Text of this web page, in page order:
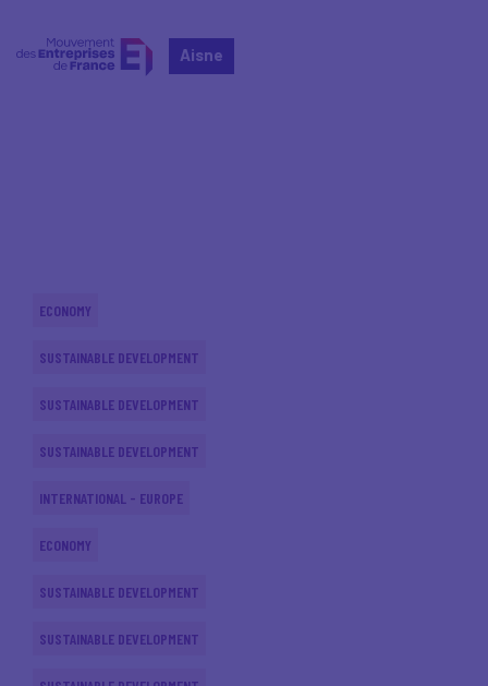
Aisne
ECONOMY
SUSTAINABLE DEVELOPMENT
SUSTAINABLE DEVELOPMENT
SUSTAINABLE DEVELOPMENT
INTERNATIONAL - EUROPE
ECONOMY
SUSTAINABLE DEVELOPMENT
SUSTAINABLE DEVELOPMENT